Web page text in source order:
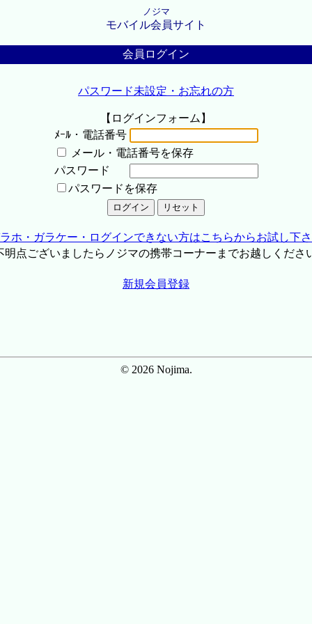
ノジマ
モバイル会員サイト
会員ログイン
パスワード未設定・お忘れの方
【ログインフォーム】
ﾒｰﾙ・電話番号
メール・電話番号を保存
パスワード
パスワードを保存
ホ・ガラケー・ログインできない方はこちらからお試し下
点ございましたらノジマの携帯コーナーまでお越しくださ
新規会員登録
© 2026 Nojima.